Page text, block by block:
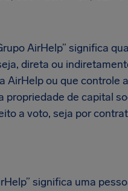
AirHelp” significa
direta ou
AirHelp ou que controle
propriedade de capital
a voto, seja por
significa uma